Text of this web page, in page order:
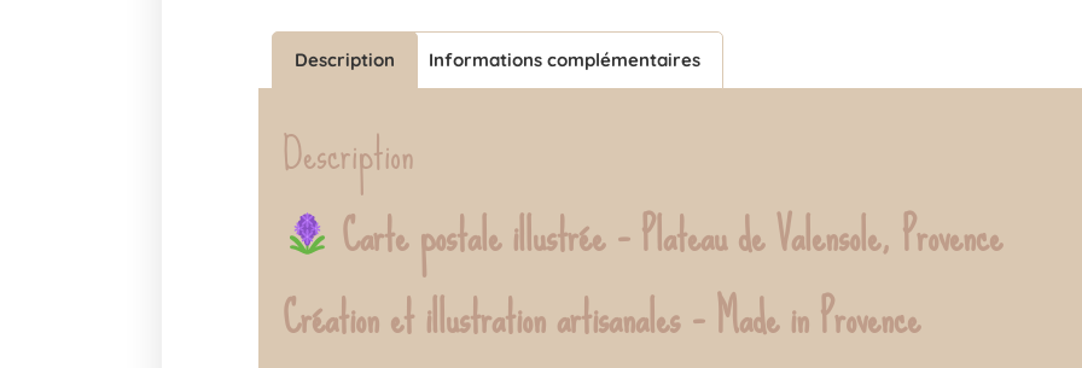
Description Informations complémentaires
Description
Carte postale illustrée – Plateau de Valensole, Provence
Création et illustration artisanales – Made in Provence